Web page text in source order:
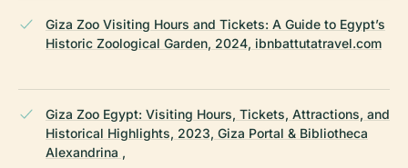
Giza Zoo Visiting Hours and Tickets: A Guide to Egypt’s
Historic Zoological Garden, 2024, ibnbattutatravel.com
Giza Zoo Egypt: Visiting Hours, Tickets, Attractions, and
Historical Highlights, 2023, Giza Portal & Bibliotheca
Alexandrina ,